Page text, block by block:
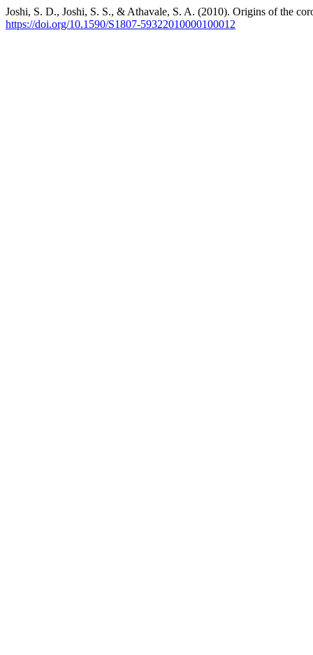
Joshi, S. D., Joshi, S. S., & Athavale, S. A. (2010). Origins of the
https://doi.org/10.1590/S1807-59322010000100012